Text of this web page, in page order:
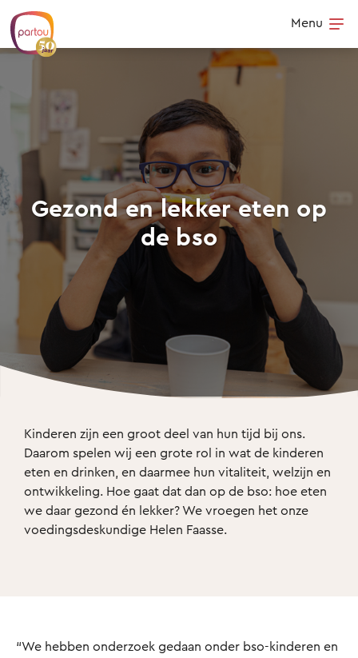
Skip to content
Menu
Gezond en lekker eten op
de bso
Kinderen zijn een groot deel van hun tijd bij ons.
Daarom spelen wij een grote rol in wat de kinderen
eten en drinken, en daarmee hun vitaliteit, welzijn en
ontwikkeling. Hoe gaat dat dan op de bso: hoe eten
we daar gezond én lekker? We vroegen het onze
voedingsdeskundige Helen Faasse.
“We hebben onderzoek gedaan onder bso-kinderen en